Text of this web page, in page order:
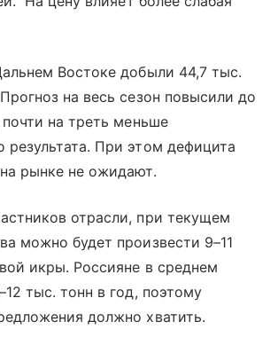
Востоке добыли 44,7 тыс.
на весь сезон повысили до
на треть меньше
результата. При этом дефицита
рынке не ожидают.
отрасли, при текущем
можно будет произвести 9–11
икры. Россияне в среднем
тыс. тонн в год, поэтому
должно хватить.